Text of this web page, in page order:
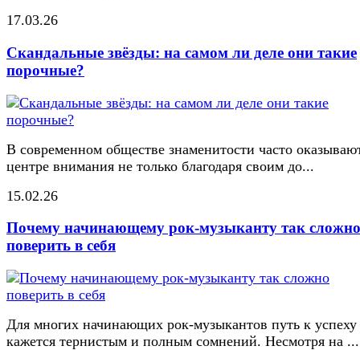
17.03.26
Скандальные звёзды: на самом ли деле они такие
порочные?
В современном обществе знаменитости часто
центре внимания не только благодаря своим до...
15.02.26
Почему начинающему рок-музыканту так сложно
поверить в себя
Для многих начинающих рок-музыкантов путь к успеху
кажется тернистым и полным сомнений. Несмотря на ...